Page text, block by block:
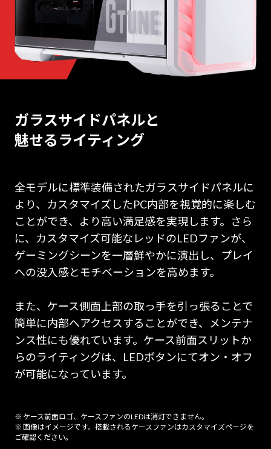
ガラスサイドパネルと
魅せるライティング
全モデルに標準装備されたガラスサイドパネルに
より、カスタマイズしたPC内部を視覚的に楽しむ
ことができ、より高い満足感を実現します。さら
に、カスタマイズ可能なレッドのLEDファンが、
ゲーミングシーンを一層鮮やかに演出し、プレイ
への没入感とモチベーションを高めます。
また、ケース側面上部の取っ手を引っ張ることで
簡単に内部へアクセスすることができ、メンテナ
ンス性にも優れています。ケース前面スリットか
らのライティングは、LEDボタンにてオン・オフ
が可能になっています。
※ ケース前面ロゴ、ケースファンのLEDは消灯できません。
※ 画像はイメージです。搭載されるケースファンはカスタマイズページを
ご確認ください。